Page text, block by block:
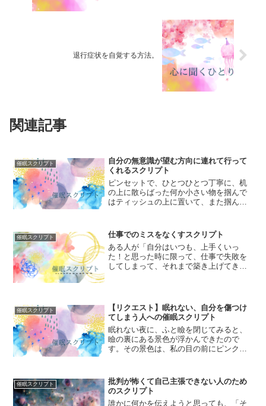
退行症状を自覚する方法。
関連記事
催眠スクリプト
自分の無意識が望む方向に連れて行って
くれるスクリプト
ピンセットで、ひとつひとつ丁寧に、机
の上に散らばった何か小さい物を掴んで
はティッシュの上に置いて、また掴んで
の種にも見えるし、そうではないかもし
れないけれど、確かなのは...
催眠スクリプト
仕事でのミスをなくすスクリプト
ある人が「自分はいつも、上手くいっ
た！と思った時に限って、仕事で失敗を
してしまって、それまで築き上げてきた
「誰かに迷惑を掛けたくない」...
催眠スクリプト
【リクエスト】眠れない、自分を傷つけ
てしまう人への催眠スクリプト
眠れない夜に、ふと瞼を閉じてみると、
瞼の裏にある景色が浮かんできたので
す。その景色は、私の目の前にピンクの
でした。頭上遠くから、まるで天国にい
るかのような美しいメロディ...
催眠スクリプト
批判が怖くて自己主張できない人のため
のスクリプト
誰かに何かを伝えようと思っても、「そ